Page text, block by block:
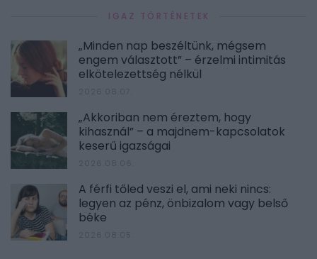
IGAZ TÖRTÉNETEK
„Minden nap beszéltünk, mégsem
engem választott” – érzelmi intimitás
elkötelezettség nélkül
2026.08.07.
„Akkoriban nem éreztem, hogy
kihasznál” – a majdnem-kapcsolatok
keserű igazságai
A férfi tőled veszi el, ami neki nincs:
legyen az pénz, önbizalom vagy belső
béke